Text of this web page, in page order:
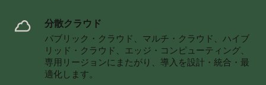
ト
の
最
適
化
に
率
に
つ
い
て
分散クラウド
パブリック・クラウド、マルチ・クラウド、ハイブ
リッド・クラウド、エッジ・コンピューティング、
専用リージョンにまたがり、導入を設計・統合・最
適化します。